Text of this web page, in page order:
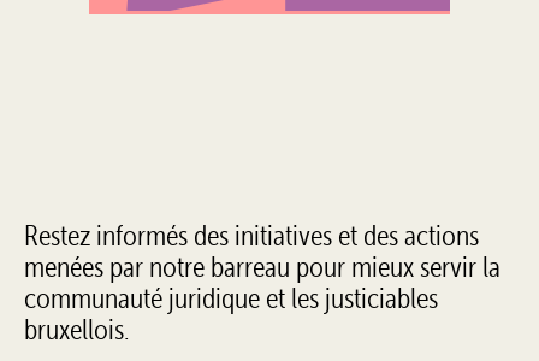
Restez informés des initiatives et des actions
menées par notre barreau pour mieux servir la
communauté juridique et les justiciables
bruxellois.